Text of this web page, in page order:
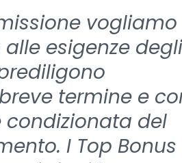
vogliamo
esigenze degli
termine e
condizionata del
I Top Bonus